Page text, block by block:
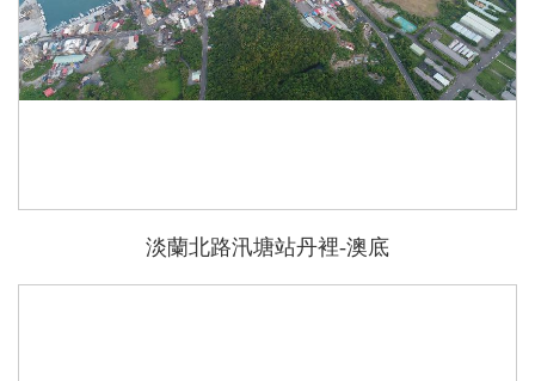
淡蘭北路汛塘站丹裡-澳底